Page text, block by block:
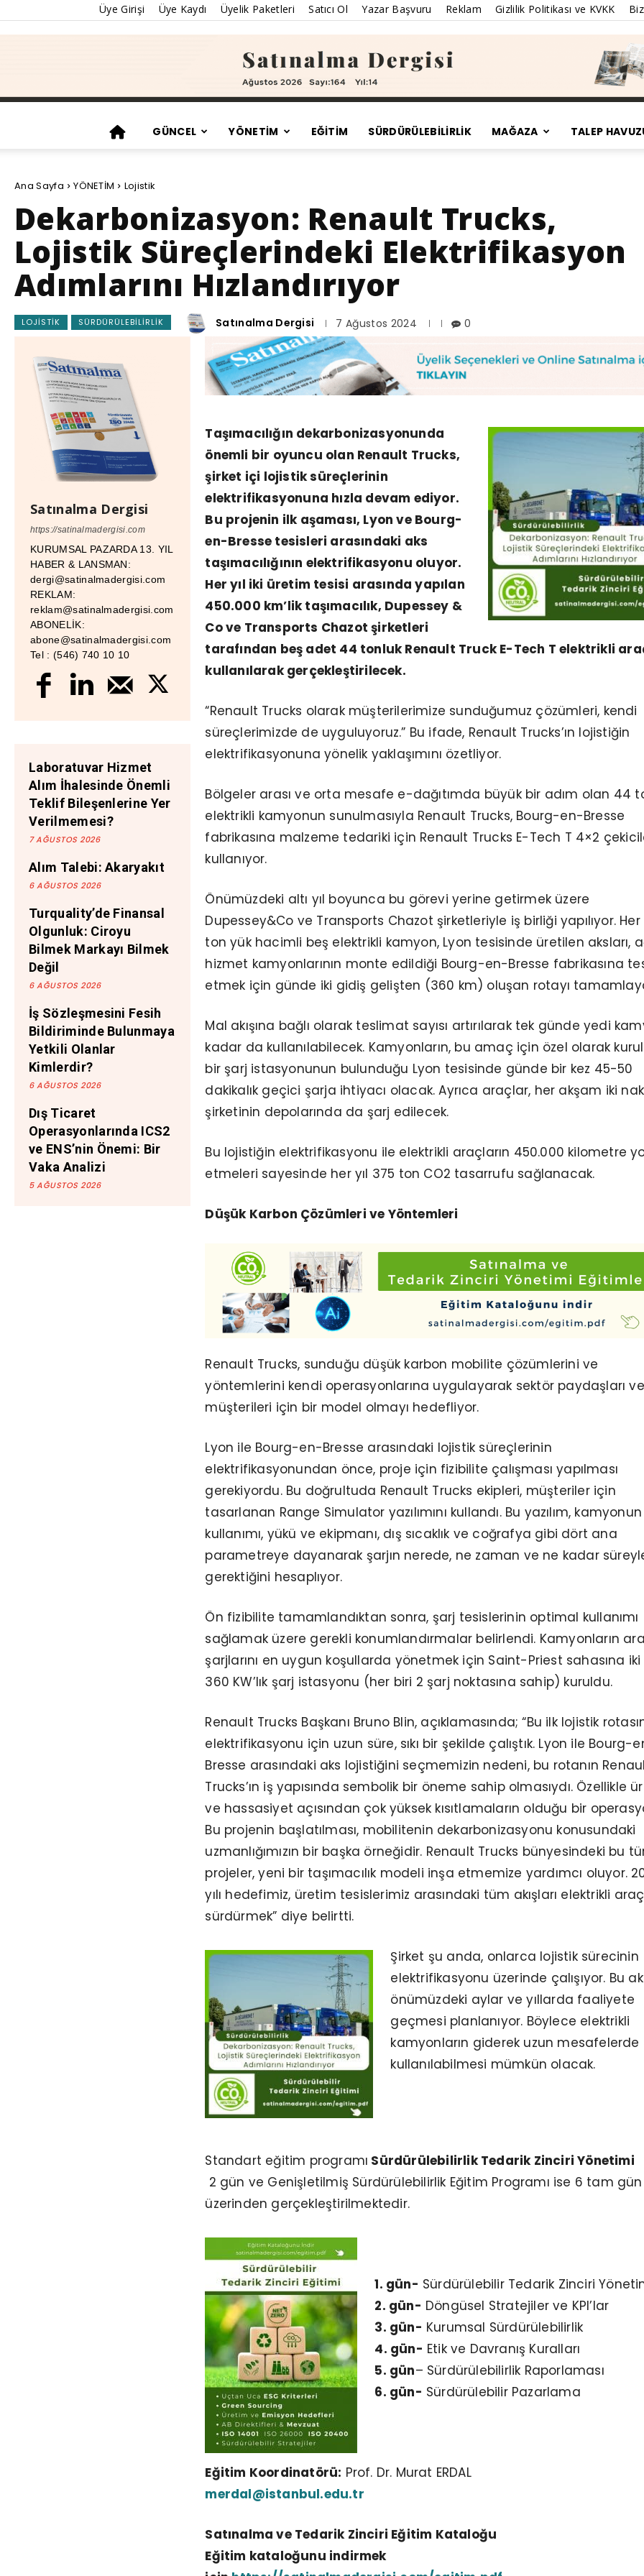
Üye Girişi Üye Kaydı Üyelik Paketleri Satıcı Ol Yazar Başvuru Reklam Gizlilik Politikası ve KVKK
Dergisi
GÜNCEL YÖNETİM EĞİTİM SÜRDÜRÜLEBILIRLIK MAĞAZA TALEP
Ana Sayfa YÖNETİM Lojistik
Dekarbonizasyon: Renault Trucks,
Lojistik Süreçlerindeki Elektrifikasyon
Adımlarını Hızlandırıyor
LOJISTIK SÜRDÜRÜLEBILIRLIK Satınalma Dergisi 7 Ağustos 2024 0
Satınalma Dergisi
https://satinalmadergisi.com
KURUMSAL PAZARDA 13. YIL
HABER & LANSMAN:
dergi@satinalmadergisi.com
REKLAM:
reklam@satinalmadergisi.com
ABONELİK:
abone@satinalmadergisi.com
Tel : (546) 740 10 10
Laboratuvar Hizmet
Alım İhalesinde Önemli
Teklif Bileşenlerine Yer
Verilmemesi?
7 AĞUSTOS 2026
Alım Talebi: Akaryakıt
6 AĞUSTOS 2026
Turquality’de Finansal
Olgunluk: Ciroyu
Bilmek Markayı Bilmek
Değil
6 AĞUSTOS 2026
İş Sözleşmesini Fesih
Bildiriminde Bulunmaya
Yetkili Olanlar
Kimlerdir?
6 AĞUSTOS 2026
Dış Ticaret
Operasyonlarında ICS2
ve ENS’nin Önemi: Bir
Vaka Analizi
5 AĞUSTOS 2026
Taşımacılığın dekarbonizasyonunda
önemli bir oyuncu olan Renault Trucks,
şirket içi lojistik süreçlerinin
elektrifikasyonuna hızla devam ediyor.
Bu projenin ilk aşaması, Lyon ve Bourg-
en-Bresse tesisleri arasındaki aks
taşımacılığının elektrifikasyonu oluyor.
Her yıl iki üretim tesisi arasında yapılan
450.000 km’lik taşımacılık, Dupessey &
Co ve Transports Chazot şirketleri
tarafından beş adet 44 tonluk Renault Truck E-Tech T elektrikli
kullanılarak gerçekleştirilecek.
“Renault Trucks olarak müşterilerimize sunduğumuz çözümleri, kendi
süreçlerimizde de uyguluyoruz.” Bu ifade, Renault Trucks’ın lojistiğin
elektrifikasyonuna yönelik yaklaşımını özetliyor.
Bölgeler arası ve orta mesafe e-dağıtımda büyük bir adım olan 44
elektrikli kamyonun sunulmasıyla Renault Trucks, Bourg-en-Bresse
fabrikasına malzeme tedariki için Renault Trucks E-Tech T 4×2
kullanıyor.
Önümüzdeki altı yıl boyunca bu görevi yerine getirmek üzere
Dupessey&Co ve Transports Chazot şirketleriyle iş birliği yapılıyor. Her
ton yük hacimli beş elektrikli kamyon, Lyon tesisinde üretilen aksları,
hizmet kamyonlarının monte edildiği Bourg-en-Bresse fabrikasına
etmek için günde iki gidiş gelişten (360 km) oluşan rotayı
Mal akışına bağlı olarak teslimat sayısı artırılarak tek günde yedi
kadar da kullanılabilecek. Kamyonların, bu amaç için özel olarak
bir şarj istasyonunun bulunduğu Lyon tesisinde günde bir kez 45-50
dakikalık geçici şarja ihtiyacı olacak. Ayrıca araçlar, her akşam iki
şirketinin depolarında da şarj edilecek.
Bu lojistiğin elektrifikasyonu ile elektrikli araçların 450.000 kilometre
etmeleri sayesinde her yıl 375 ton CO2 tasarrufu sağlanacak.
Düşük Karbon Çözümleri ve Yöntemleri
Renault Trucks, sunduğu düşük karbon mobilite çözümlerini ve
yöntemlerini kendi operasyonlarına uygulayarak sektör paydaşları ve
müşterileri için bir model olmayı hedefliyor.
Lyon ile Bourg-en-Bresse arasındaki lojistik süreçlerinin
elektrifikasyonundan önce, proje için fizibilite çalışması yapılması
gerekiyordu. Bu doğrultuda Renault Trucks ekipleri, müşteriler için
tasarlanan Range Simulator yazılımını kullandı. Bu yazılım, kamyonun
kullanımı, yükü ve ekipmanı, dış sıcaklık ve coğrafya gibi dört ana
parametreye dayanarak şarjın nerede, ne zaman ve ne kadar
gerektiğini hesaplıyor.
Ön fizibilite tamamlandıktan sonra, şarj tesislerinin optimal kullanımı
sağlamak üzere gerekli konumlandırmalar belirlendi. Kamyonların
şarjlarını en uygun koşullarda yönetmek için Saint-Priest sahasına
360 KW’lık şarj istasyonu (her biri 2 şarj noktasına sahip) kuruldu.
Renault Trucks Başkanı Bruno Blin, açıklamasında; “Bu ilk lojistik
elektrifikasyonu için uzun süre, sıkı bir şekilde çalıştık. Lyon ile Bourg-
Bresse arasındaki aks lojistiğini seçmemizin nedeni, bu rotanın
Trucks’ın iş yapısında sembolik bir öneme sahip olmasıydı. Özellikle
ve hassasiyet açısından çok yüksek kısıtlamaların olduğu bir
Bu projenin başlatılması, mobilitenin dekarbonizasyonu konusundaki
uzmanlığımızın bir başka örneğidir. Renault Trucks bünyesindeki bu
projeler, yeni bir taşımacılık modeli inşa etmemize yardımcı oluyor.
yılı hedefimiz, üretim tesislerimiz arasındaki tüm akışları elektrikli
sürdürmek” diye belirtti.
Şirket şu anda, onlarca lojistik sürecinin
elektrifikasyonu üzerinde çalışıyor. Bu
önümüzdeki aylar ve yıllarda faaliyete
geçmesi planlanıyor. Böylece elektrikli
kamyonların giderek uzun mesafelerde
kullanılabilmesi mümkün olacak.
Standart eğitim programı Sürdürülebilirlik Tedarik Zinciri Yönetimi
2 gün ve Genişletilmiş Sürdürülebilirlik Eğitim Programı ise 6 tam gün
üzerinden gerçekleştirilmektedir.
1. gün- Sürdürülebilir Tedarik Zinciri
2. gün- Döngüsel Stratejiler ve KPI’lar
3. gün- Kurumsal Sürdürülebilirlik
4. gün- Etik ve Davranış Kuralları
5. gün– Sürdürülebilirlik Raporlaması
6. gün- Sürdürülebilir Pazarlama
Eğitim Koordinatörü: Prof. Dr. Murat ERDAL
merdal@istanbul.edu.tr
Satınalma ve Tedarik Zinciri Eğitim Kataloğu
Eğitim kataloğunu indirmek